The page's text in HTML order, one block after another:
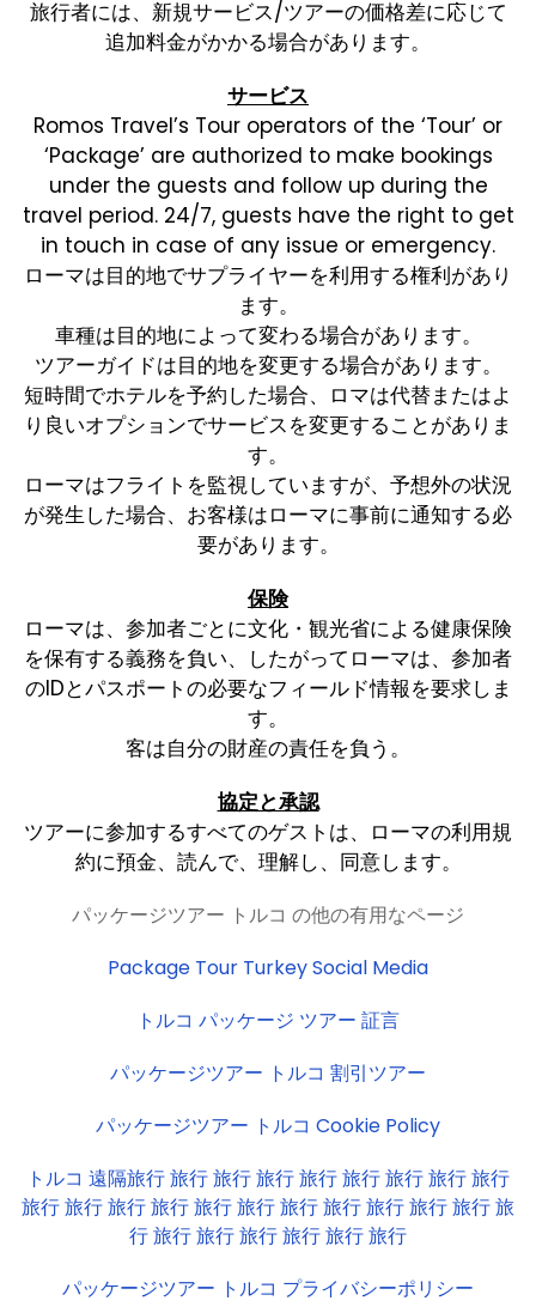
旅行者には、新規サービス/ツアーの価格差に応じて
追加料金がかかる場合があります。
サービス
Romos Travel’s Tour operators of the ‘Tour’ or
‘Package’ are authorized to make bookings
under the guests and follow up during the
travel period. 24/7, guests have the right to get
in touch in case of any issue or emergency.
ローマは目的地でサプライヤーを利用する権利があり
ます。
車種は目的地によって変わる場合があります。
ツアーガイドは目的地を変更する場合があります。
短時間でホテルを予約した場合、ロマは代替またはよ
り良いオプションでサービスを変更することがありま
す。
ローマはフライトを監視していますが、予想外の状況
が発生した場合、お客様はローマに事前に通知する必
要があります。
保険
ローマは、参加者ごとに文化・観光省による健康保険
を保有する義務を負い、したがってローマは、参加者
のIDとパスポートの必要なフィールド情報を要求しま
す。
客は自分の財産の責任を負う。
協定と承認
ツアーに参加するすべてのゲストは、ローマの利用規
約に預金、読んで、理解し、同意します。
パッケージツアー トルコ の他の有用なページ
Package Tour Turkey Social Media
トルコ パッケージ ツアー 証言
パッケージツアー トルコ 割引ツアー
パッケージツアー トルコ Cookie Policy
トルコ 遠隔旅行 旅行 旅行 旅行 旅行 旅行 旅行 旅行 旅行
旅行 旅行 旅行 旅行 旅行 旅行 旅行 旅行 旅行 旅行 旅行 旅
行 旅行 旅行 旅行 旅行 旅行 旅行
パッケージツアー トルコ プライバシーポリシー